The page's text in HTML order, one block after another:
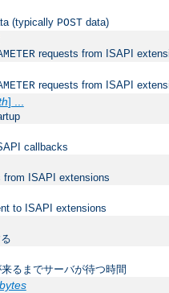
(typically POST data)
requests from ISAPI
requests from ISAPI
] ...
callbacks
from ISAPI extensions
to ISAPI extensions
るまでサーバが待つ時間